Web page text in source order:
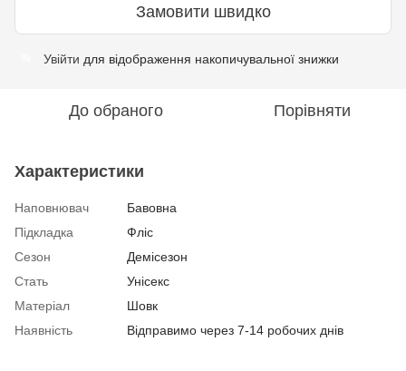
Замовити швидко
Увійти для відображення накопичувальної знижки
До обраного Порівняти
Характеристики
Наповнювач
Бавовна
Підкладка
Фліс
Сезон
Демісезон
Стать
Унісекс
Матеріал
Шовк
Наявність
Відправимо через 7-14 робочих днів